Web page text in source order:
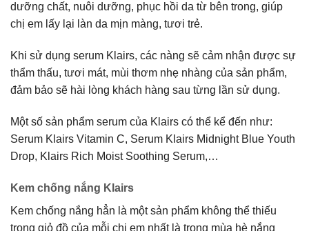
dưỡng chất, nuôi dưỡng, phục hồi da từ bên trong, giúp
chị em lấy lại làn da mịn màng, tươi trẻ.
Khi sử dụng serum Klairs, các nàng sẽ cảm nhận được sự
thẩm thấu, tươi mát, mùi thơm nhẹ nhàng của sản phẩm,
đảm bảo sẽ hài lòng khách hàng sau từng lần sử dụng.
Một số sản phẩm serum của Klairs có thể kể đến như:
Serum Klairs Vitamin C, Serum Klairs Midnight Blue Youth
Drop, Klairs Rich Moist Soothing Serum,…
Kem chống nắng Klairs
Kem chống nắng hẳn là một sản phẩm không thể thiếu
trong giỏ đồ của mỗi chị em nhất là trong mùa hè nắng